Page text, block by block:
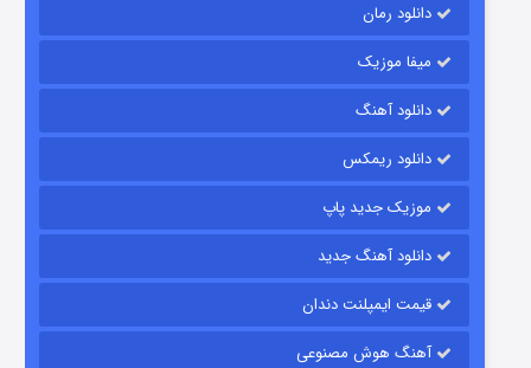
قسمت15 (دوبله) منتشر شد
دانلود رمان
میفا موزیک
دانلود آهنگ
دانلود ریمکس
موزیک جدید پاپ
دانلود آهنگ جدید
قیمت ایمپلنت دندان
آهنگ هوش مصنوعی